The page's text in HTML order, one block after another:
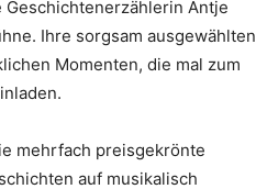
Antje
Ihre sorgsam ausgewählten
Momenten, die mal zum
mehrfach preisgekrönte
auf musikalisch